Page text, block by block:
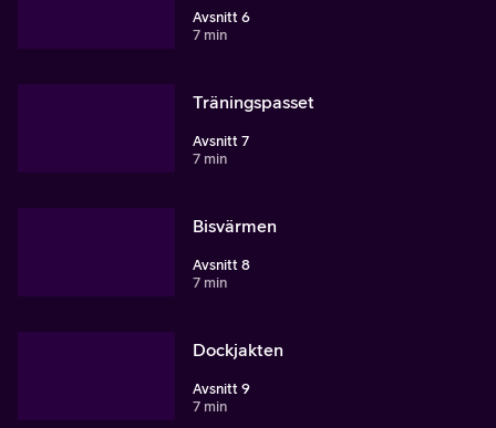
Avsnitt 6
7 min
Träningspasset
Avsnitt 7
7 min
Bisvärmen
Avsnitt 8
7 min
Dockjakten
Avsnitt 9
7 min